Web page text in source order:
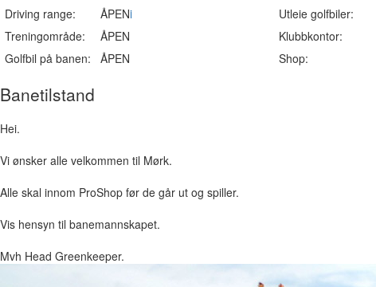
Driving range:
ÅPENi
Treningområde:
ÅPEN
Golfbil på banen:
ÅPEN
Utleie golfbiler:
Klubbkontor:
Shop:
Banetilstand
Hei.
Vi ønsker alle velkommen til Mørk.
Alle skal innom ProShop før de går ut og spiller.
Vis hensyn til banemannskapet.
Mvh Head Greenkeeper.